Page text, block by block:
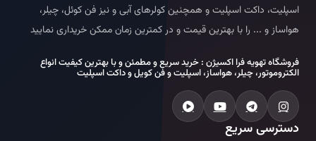
اسپلیت، داکت اسپلیت و همچنین کولرهای آبی و نیز فن کوئل، چیلر،
هواساز و ... را با بهترین قیمت و در کمترین زمان ممکن خریداری نمایید
فروشگاه تهویه فرا اکسیژن : خرید سریع و مطمئن و با بهترین کیفیت انواع
الکتروموتور، چیلر، هواساز، اسپلیت و فن کویل و داکت اسپلیت
دسترسی سریع